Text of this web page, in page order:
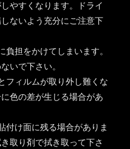
やすくなります。ドライ
ないよう充分にご注意下
担をかけてしまいます。
いで下さい。
フィルムが取り外し難くな
色の差が生じる場合があ
付け面に残る場合がありま
取り剤で拭き取って下さ